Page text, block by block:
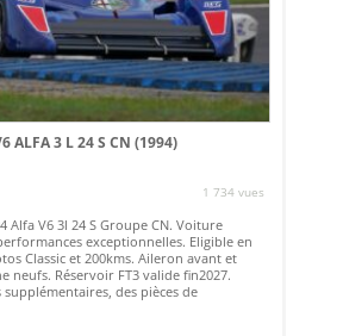
ALFA 3 L 24 S CN (1994)
1 734 vues
Alfa V6 3l 24 S Groupe CN. Voiture
exceptionnelles. Eligible en
Classic et 200kms. Aileron avant et
neufs. Réservoir FT3 valide fin2027.
supplémentaires, des pièces de